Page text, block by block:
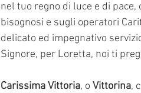
nel tuo regno di luce e di
bisognosi e sugli operatori
delicato ed impegnativo
Signore, per Loretta, noi ti
Carissima Vittoria, o Vittorina,